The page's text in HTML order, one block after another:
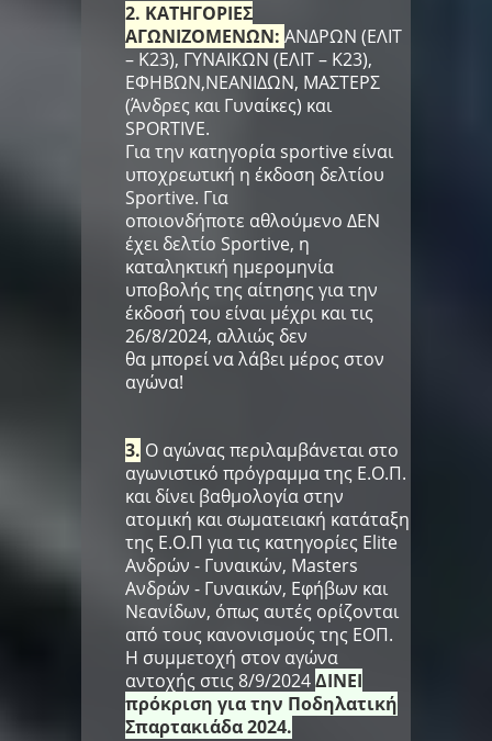
2. ΚΑΤΗΓΟΡΙΕΣ
ΑΓΩΝΙΖΟΜΕΝΩΝ: ΑΝΔΡΩΝ (ΕΛΙΤ
– Κ23), ΓΥΝΑΙΚΩΝ (ΕΛΙΤ – Κ23),
ΕΦΗΒΩΝ,ΝΕΑΝΙΔΩΝ, ΜΑΣΤΕΡΣ
(Άνδρες και Γυναίκες) και
SPORTIVE.
Για την κατηγορία sportive είναι
υποχρεωτική η έκδοση δελτίου
Sportive. Για
οποιονδήποτε αθλούμενο ΔΕΝ
έχει δελτίο Sportive, η
καταληκτική ημερομηνία
υποβολής της αίτησης για την
έκδοσή του είναι μέχρι και τις
26/8/2024, αλλιώς δεν
θα μπορεί να λάβει μέρος στον
αγώνα!
3. Ο αγώνας περιλαμβάνεται στο
αγωνιστικό πρόγραμμα της Ε.Ο.Π.
και δίνει βαθμολογία στην
ατομική και σωματειακή κατάταξη
της Ε.Ο.Π για τις κατηγορίες Elite
Ανδρών - Γυναικών, Masters
Ανδρών - Γυναικών, Εφήβων και
Νεανίδων, όπως αυτές ορίζονται
από τους κανονισμούς της ΕΟΠ.
Η συμμετοχή στοv αγώνα
αντοχής στις 8/9/2024ΔΙΝΕΙ
πρόκριση για την Ποδηλατική
Σπαρτακιάδα 2024.